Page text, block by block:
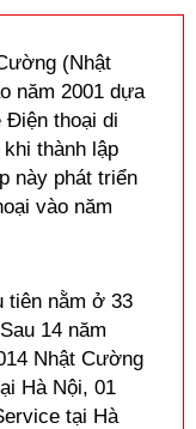
(Nhật
năm 2001 dựa
Điện thoại di
thành lập
này phát triển
vào năm
tiên nằm ở 33
14 năm
Nhật Cường
Hà Nội, 01
tại Hà